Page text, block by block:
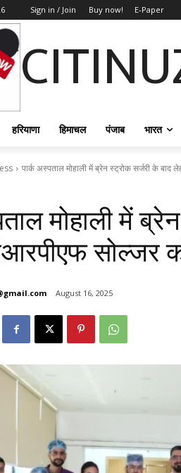
Sign in / Join Buy now! E-Paper
हरियाणा हिमाचल पंजाब भारत
पार्क अस्पताल मोहाली में ब्रेन स्ट्रोक सर्जरी के बाद
मोहाली में
सोल्जर
August 16, 2025